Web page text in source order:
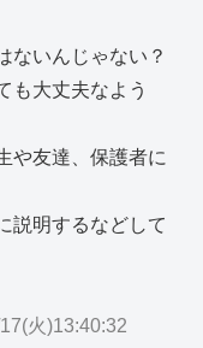
ないんじゃない？
も大丈夫なよう
や友達、保護者に
説明するなどして
火)13:40:32